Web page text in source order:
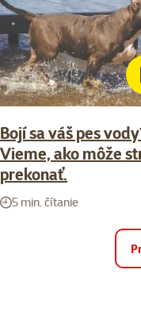
Bojí sa váš pes
Vieme, ako môže
prekonať.
5 min. čítanie